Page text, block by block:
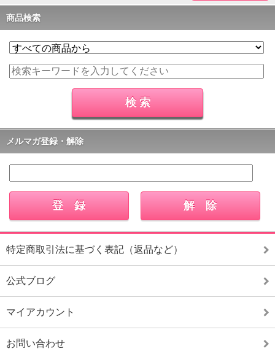
商品検索
メルマガ登録・解除
特定商取引法に基づく表記（返品など）
公式ブログ
マイアカウント
お問い合わせ